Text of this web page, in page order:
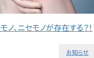
ノ、ニセモノが存在する？！
お知らせ